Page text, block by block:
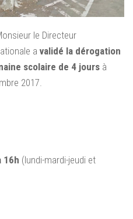
le Directeur
a validé la dérogation
scolaire de 4 jours à
2017.
16h (lundi-mardi-jeudi et